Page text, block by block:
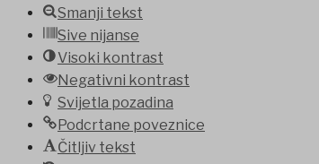
Smanji tekst
Sive nijanse
Visoki kontrast
Negativni kontrast
Svijetla pozadina
Podcrtane poveznice
Čitljiv tekst